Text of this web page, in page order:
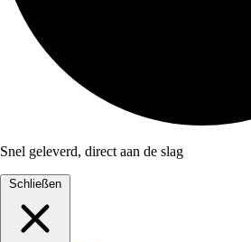
Snel geleverd, direct aan de slag
Schließen